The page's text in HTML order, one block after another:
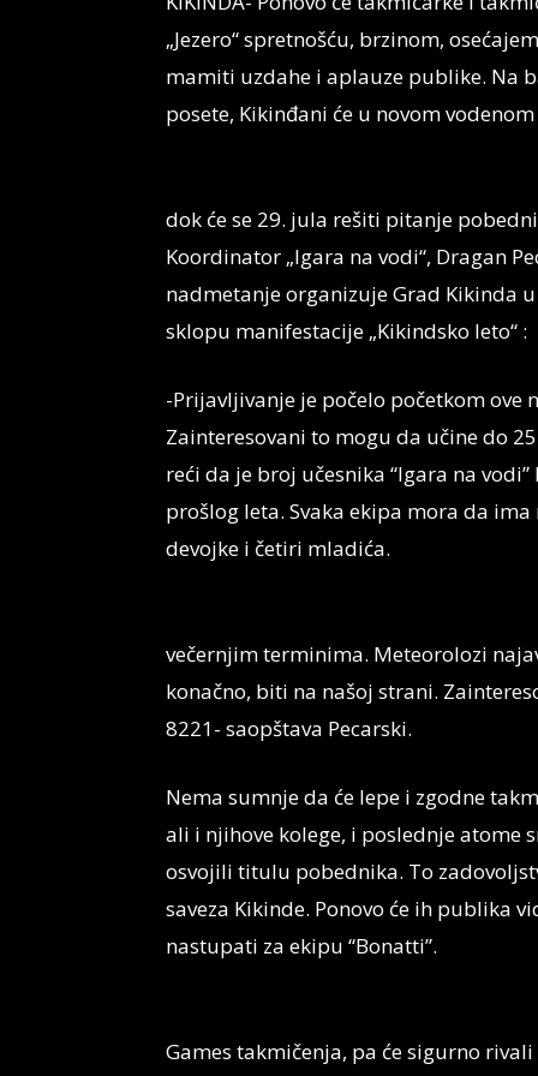
„Jezero“ spretnošću, brzinom,
mamiti uzdahe i aplauze publike. Na
posete, Kikinđani će u novom
dok će se 29. jula rešiti pitanje
Koordinator „Igara na vodi“, Dragan
nadmetanje organizuje Grad Kikinda
sklopu manifestacije „Kikindsko leto“ :
-Prijavljivanje je počelo početkom ove
Zainteresovani to mogu da učine do
reći da je broj učesnika “Igara na
prošlog leta. Svaka ekipa mora da
devojke i četiri mladića.
večernjim terminima. Meteorolozi
konačno, biti na našoj strani.
8221- saopštava Pecarski.
Nema sumnje da će lepe i zgodne
ali i njihove kolege, i poslednje atome
osvojili titulu pobednika. To
saveza Kikinde. Ponovo će ih publika
nastupati za ekipu “Bonatti”.
Games takmičenja, pa će sigurno